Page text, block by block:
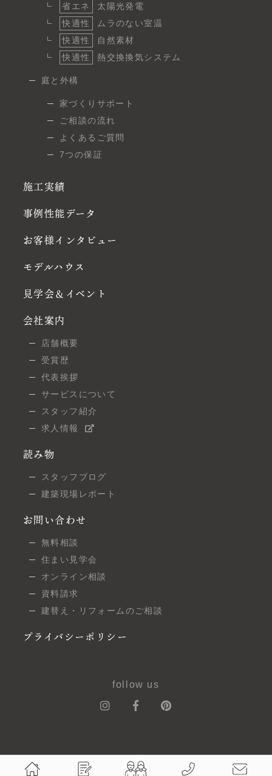
省エネ
太陽光発電
快適性
ムラのない室温
快適性
自然素材
快適性
熱交換換気システム
庭と外構
家づくりサポート
ご相談の流れ
よくあるご質問
7つの保証
施工実績
事例性能データ
お客様インタビュー
モデルハウス
見学会＆イベント
会社案内
店舗概要
受賞歴
代表挨拶
サービスについて
スタッフ紹介
求人情報
読み物
スタッフブログ
建築現場レポート
お問い合わせ
無料相談
住まい見学会
オンライン相談
資料請求
建替え・リフォームのご相談
プライバシーポリシー
follow us